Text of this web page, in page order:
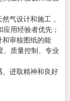
气设计和施工，
用经验者优先；
审核图纸的能
、质量控制、专业
进取精神和良好